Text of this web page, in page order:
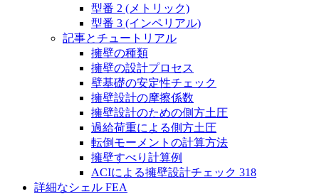
型番 2 (メトリック)
型番 3 (インペリアル)
記事とチュートリアル
擁壁の種類
擁壁の設計プロセス
壁基礎の安定性チェック
擁壁設計の摩擦係数
擁壁設計のための側方土圧
過給荷重による側方土圧
転倒モーメントの計算方法
擁壁すべり計算例
ACIによる擁壁設計チェック 318
詳細なシェル FEA